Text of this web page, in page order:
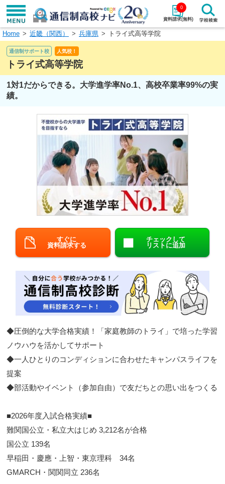
資料請求(無料)
0
学校名で探す
エリアから探す 特徴から探す
北海道・東北
北陸・甲信越
中国
九州・沖縄
閉じる
Home 近畿（関西） 兵庫県 トライ式高等学院
通信制サポート校 人気校！
トライ式高等学院
1対1だからできる。大学進学率No.1、高校卒業率99%の実
績。
すぐに
資料請求する
チェックして
リストに追加
◆圧倒的な大学合格実績！「家庭教師のトライ」で培った学習
ノウハウを活かしてサポート​
◆一人ひとりのコンディションに合わせたキャンパスライフを
提案​
◆部活動やイベント（参加自由）で友だちとの思い出をつくる​
■2026年度入試合格実績■​​
難関国公立・私立大はじめ 3,212名が合格
​ 国公立 139名​
早稲田・慶應・上智・東京理科 34名
GMARCH・関関同立 236名​